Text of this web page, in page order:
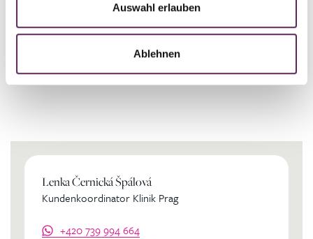
Auswahl erlauben
Ablehnen
Kontaktierien Sie ihren
persönlichen Koordinator
Lenka Černická Špálová
Kundenkoordinator Klinik Prag
+420 739 994 664